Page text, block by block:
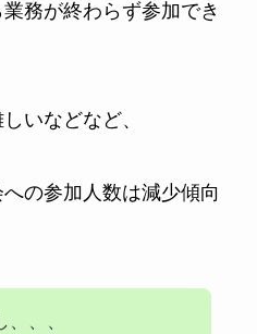
務が終わらず参加でき
いなどなど、
の参加人数は減少傾向
、、